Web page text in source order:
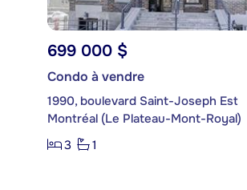
699 000 $
Condo à vendre
1990, boulevard Saint-Joseph Est
Montréal (Le Plateau-Mont-Royal)
3
1